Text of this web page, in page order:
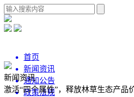
首页
新闻资讯
通知公告
政策法规
新闻资讯
激活“四个属性”，释放林草生态产品